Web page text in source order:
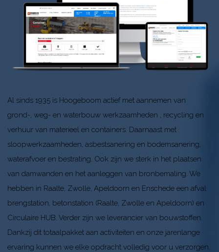
Onze
klanten
Over
XELshop
De
Al sinds 1935 is Hoogeboom actief met aannemen van
grond-, weg- en waterbouw werkzaamheden , recycling en
verhuur van materieel en containers. Daarnaast met
sloopwerkzaamheden, asbestsanering en bodemsanering,
waterafvoer en bestrating. Ook zijn we sterk in het plaatsen
van damwanden en het aanleggen van bronbemaling. We
hebben in Raalte, Zwolle, Apeldoorn en Enschede een afval
brengstation, betonstation (Raalte, Zwolle en Apeldoorn) en
Circulaire HUB. Verder zijn we leverancier van bouwstoffen.
Dankzij dit totaalpakket aan activiteiten en onze jarenlange
ervaring kunnen we elke opdracht volledig voor u verzorgen.